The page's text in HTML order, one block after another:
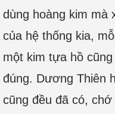
dùng hoàng kim mà
của hệ thống kia,
một kim tựa hồ
đúng. Dương Thiên
cũng đều đã có,